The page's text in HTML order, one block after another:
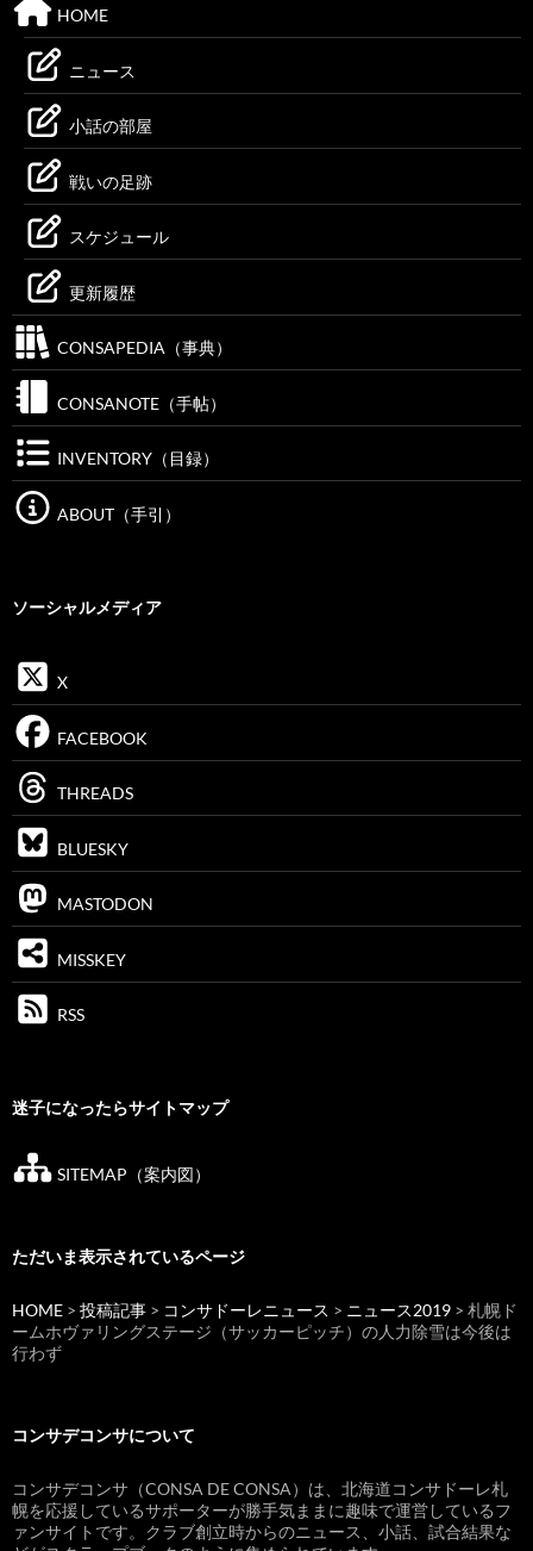
HOME
ニュース
小話の部屋
戦いの足跡
スケジュール
更新履歴
CONSAPEDIA（事典）
CONSANOTE（手帖）
INVENTORY（目録）
ABOUT（手引）
ソーシャルメディア
X
FACEBOOK
THREADS
BLUESKY
MASTODON
MISSKEY
RSS
迷子になったらサイトマップ
SITEMAP（案内図）
ただいま表示されているページ
HOME > 投稿記事 > コンサドーレニュース > ニュース2019 > 札幌ド
ームホヴァリングステージ（サッカーピッチ）の人力除雪は今後は
行わず
コンサデコンサについて
コンサデコンサ（CONSA DE CONSA）は、北海道コンサドーレ札
幌を応援しているサポーターが勝手気ままに趣味で運営しているフ
ァンサイトです。クラブ創立時からのニュース、小話、試合結果な